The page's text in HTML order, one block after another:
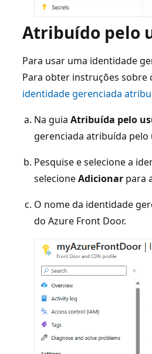
Atribuído pelo
Para usar uma identidade
Para obter instruções
identidade gerenciada
Na guia Atribuída pelo
gerenciada atribuída pelo
Pesquise e selecione a
selecioneAdicionar para
O nome da identidade
do Azure Front Door.